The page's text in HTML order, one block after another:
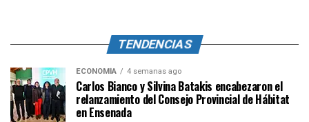
TENDENCIAS
ECONOMÍA 4 semanas ago
Carlos Bianco y Silvina Batakis encabezaron el
relanzamiento del Consejo Provincial de Hábitat
en Ensenada